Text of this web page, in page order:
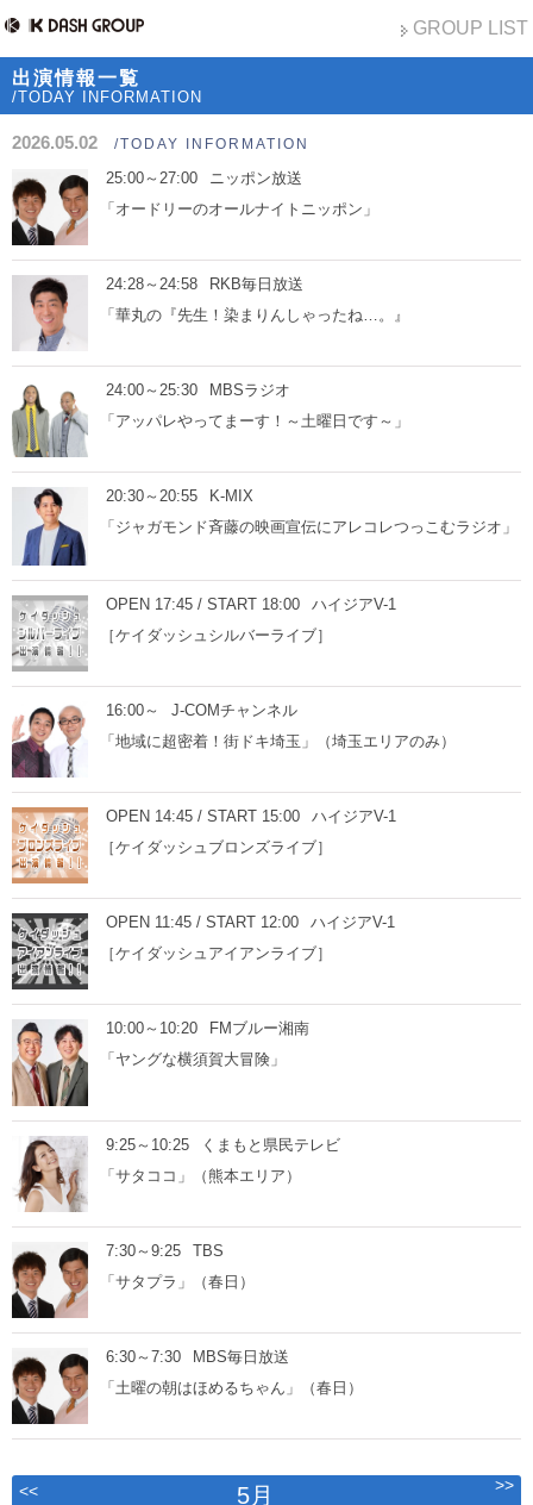
GROUP LIST
出演情報一覧
/TODAY INFORMATION
2026.05.02 /TODAY INFORMATION
25:00～27:00
ニッポン放送
「オードリーのオールナイトニッポン」
24:28～24:58
RKB毎日放送
「華丸の『先生！染まりんしゃったね…。』
24:00～25:30
MBSラジオ
「アッパレやってまーす！～土曜日です～」
20:30～20:55
K-MIX
「ジャガモンド斉藤の映画宣伝にアレコレつっこむラジオ」
OPEN 17:45 / START 18:00
ハイジアV-1
［ケイダッシュシルバーライブ］
16:00～
J-COMチャンネル
「地域に超密着！街ドキ埼玉」（埼玉エリアのみ）
OPEN 14:45 / START 15:00
ハイジアV-1
［ケイダッシュブロンズライブ］
OPEN 11:45 / START 12:00
ハイジアV-1
［ケイダッシュアイアンライブ］
10:00～10:20
FMブルー湘南
「ヤングな横須賀大冒険」
9:25～10:25
くまもと県民テレビ
「サタココ」（熊本エリア）
7:30～9:25
TBS
「サタプラ」（春日）
6:30～7:30
MBS毎日放送
「土曜の朝はほめるちゃん」（春日）
<< 5月 >>